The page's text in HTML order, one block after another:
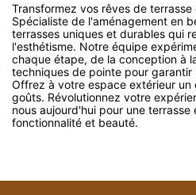
Transformez vos rêves de
Spécialiste de l'aménagement en
terrasses uniques et durables qui
l'esthétisme. Notre équipe
chaque étape, de la conception à
techniques de pointe pour
Offrez à votre espace extérieur un
goûts. Révolutionnez votre
nous aujourd'hui pour une terrasse
fonctionnalité et beauté.